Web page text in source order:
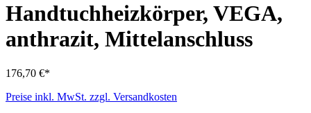
Handtuchheizkörper, VEGA,
anthrazit, Mittelanschluss
176,70 €*
Preise inkl. MwSt. zzgl. Versandkosten